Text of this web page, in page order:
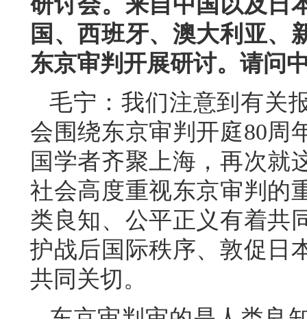
国、西班牙、澳大利亚、
东京审判开展研讨。请问
毛宁：我们注意到有关
会围绕东京审判开庭80周
国学者齐聚上海，再次就
社会高度重视东京审判的
类良知、公平正义有着共
护战后国际秩序、敦促日
共同关切。